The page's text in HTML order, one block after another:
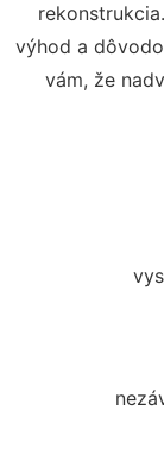
výhod a
vám, že